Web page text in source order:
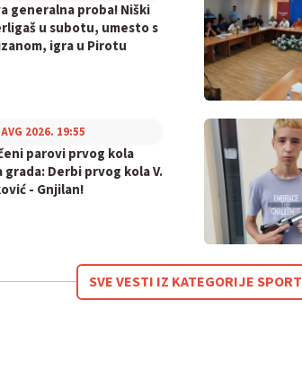
generalna proba! Niški
u subotu, umesto s
igra u Pirotu
parovi prvog kola
grada: Derbi prvog kola V.
- Gnjilan!
2026. 19:55
SVE VESTI IZ KATEGORIJE SPORT